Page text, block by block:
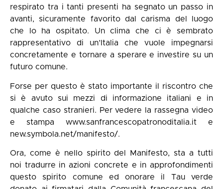
respirato tra i tanti presenti ha segnato un passo in
avanti, sicuramente favorito dal carisma del luogo
che lo ha ospitato. Un clima che ci è sembrato
rappresentativo di un’Italia che vuole impegnarsi
concretamente e tornare a sperare e investire su un
futuro comune.
Forse per questo è stato importante il riscontro che
si è avuto sui mezzi di informazione italiani e in
qualche caso stranieri. Per vedere la rassegna video
e stampa www.sanfrancescopatronoditalia.it e
new.symbola.net/manifesto/.
Ora, come è nello spirito del Manifesto, sta a tutti
noi tradurre in azioni concrete e in approfondimenti
questo spirito comune ed onorare il Tau verde